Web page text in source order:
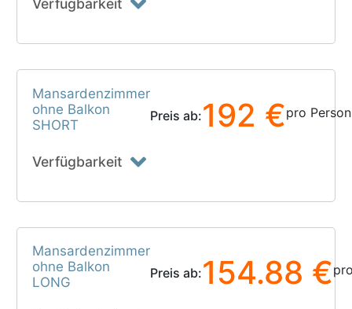
Verfügbarkeit
Mansardenzimmer
ohne Balkon
SHORT
Preis ab:192 €pro Person
Verfügbarkeit
Mansardenzimmer
ohne Balkon
LONG
Preis ab:154.88 €